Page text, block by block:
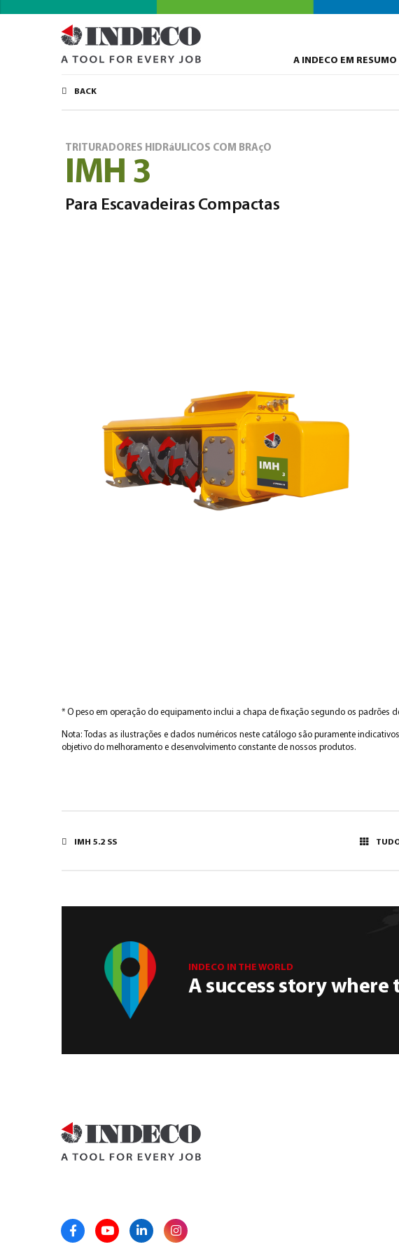
A INDECO EM RESUMO
BACK
TRITURADORES HIDRáULICOS COM BRAçO
IMH 3
Para Escavadeiras Compactas
* O peso em operação do equipamento inclui a chapa de fixação segundo os padrões
Nota: Todas as ilustrações e dados numéricos neste catálogo são puramente
objetivo do melhoramento e desenvolvimento constante de nossos produtos.
IMH 5.2 SS
INDECO IN THE WORLD
A success story where